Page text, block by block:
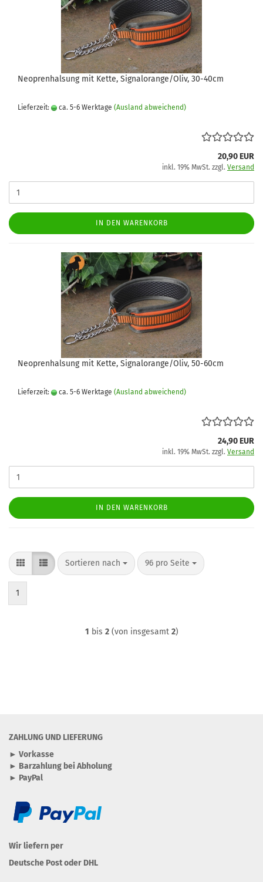
Neoprenhalsung mit Kette, Signalorange/Oliv, 30-40cm
Lieferzeit: ca. 5-6 Werktage (Ausland abweichend)
20,90 EUR
inkl. 19% MwSt. zzgl. Versand
IN DEN WARENKORB
Neoprenhalsung mit Kette, Signalorange/Oliv, 50-60cm
Lieferzeit: ca. 5-6 Werktage (Ausland abweichend)
24,90 EUR
inkl. 19% MwSt. zzgl. Versand
IN DEN WARENKORB
Sortieren nach
Sortieren nach 96 pro Seite
pro Seite
1
1 bis 2(von insgesamt 2)
ZAHLUNG UND LIEFERUNG
► Vorkasse
► Barzahlung bei Abholung
► PayPal
Wir liefern per
Deutsche Post oder DHL